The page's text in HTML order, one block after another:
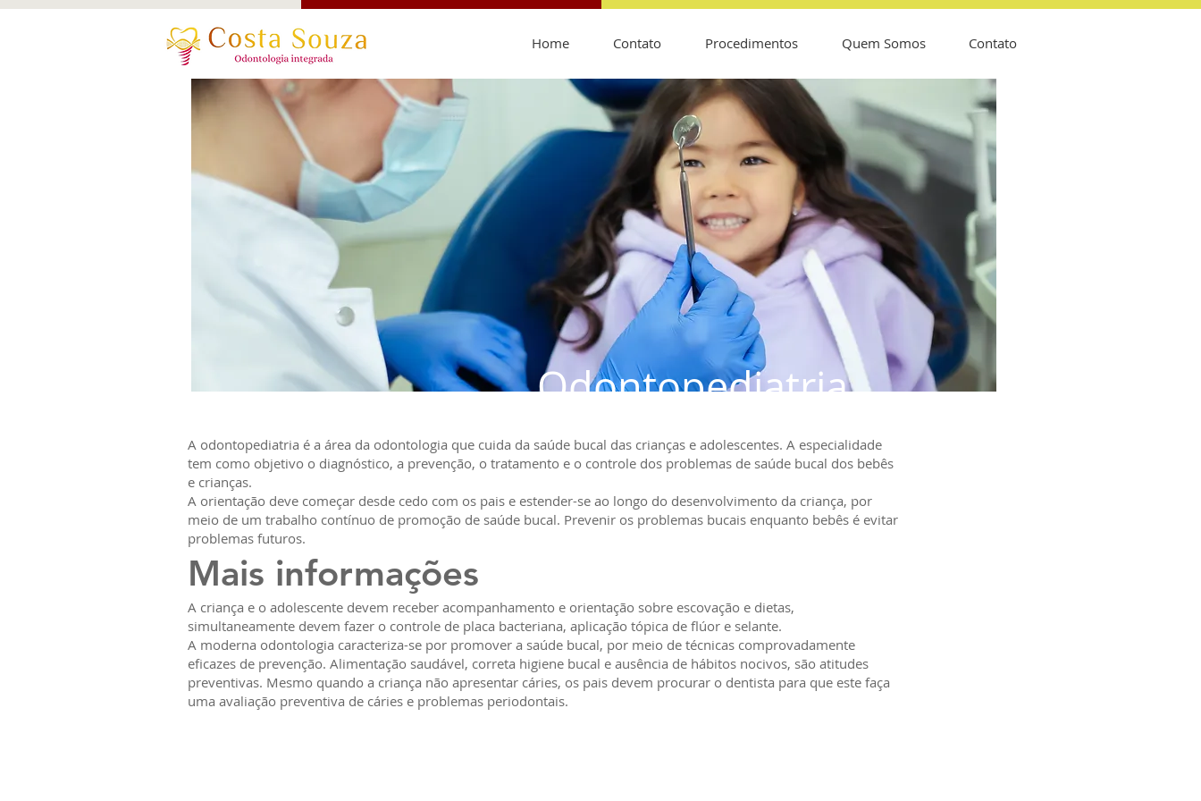
Home Contato Procedimentos Quem Somos Contato
Odontopediatria
A odontopediatria é a área da odontologia que cuida da saúde bucal das crianças e adolescentes. A especialidade
tem como objetivo o diagnóstico, a prevenção, o tratamento e o controle dos problemas de saúde bucal dos bebês
e crianças.
A orientação deve começar desde cedo com os pais e estender-se ao longo do desenvolvimento da criança, por
meio de um trabalho contínuo de promoção de saúde bucal. Prevenir os problemas bucais enquanto bebês é evitar
problemas futuros.
Mais informações
A criança e o adolescente devem receber acompanhamento e orientação sobre escovação e dietas,
simultaneamente devem fazer o controle de placa bacteriana, aplicação tópica de flúor e selante.
A moderna odontologia caracteriza-se por promover a saúde bucal, por meio de técnicas comprovadamente
eficazes de prevenção. Alimentação saudável, correta higiene bucal e ausência de hábitos nocivos, são atitudes
preventivas. Mesmo quando a criança não apresentar cáries, os pais devem procurar o dentista para que este faça
uma avaliação preventiva de cáries e problemas periodontais.